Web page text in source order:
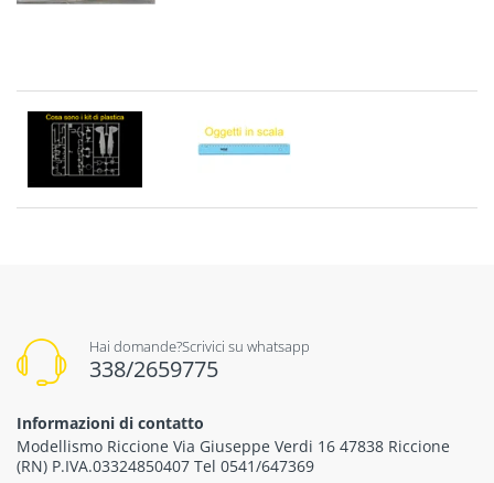
Hai domande?Scrivici su whatsapp
338/2659775
Informazioni di contatto
Modellismo Riccione Via Giuseppe Verdi 16 47838 Riccione
(RN) P.IVA.03324850407 Tel 0541/647369